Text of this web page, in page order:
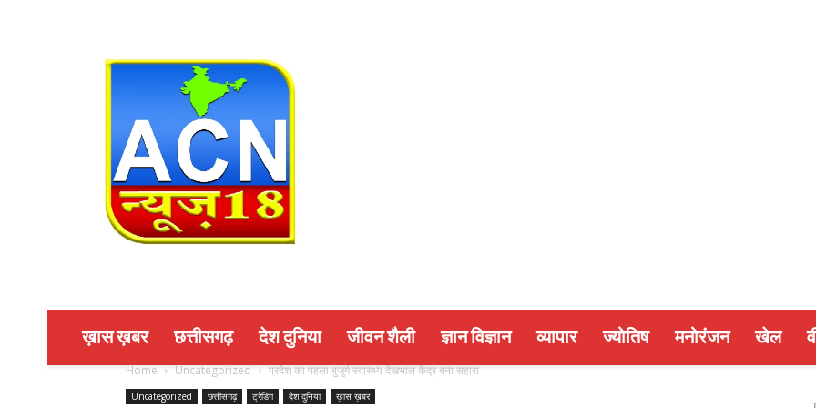
ख़ास ख़बर छत्तीसगढ़ देश दुनिया जीवन शैली ज्ञान विज्ञान व्यापार ज्योतिष मनोरंजन खेल
Home Uncategorized प्रदेश का पहला बुजुर्ग स्वास्थ्य देखभाल केंद्र बना सहारा
Uncategorized छत्तीसगढ़ ट्रैंडिंग देश दुनिया ख़ास ख़बर